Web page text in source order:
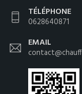
TÉLÉPHONE
0628640871
EMAIL